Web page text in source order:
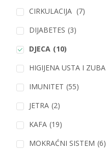
CIRKULACIJA (7)
DIJABETES (3)
DJECA (10)
HIGIJENA USTA I ZUBA
IMUNITET (55)
JETRA (2)
KAFA (19)
MOKRAĆNI SISTEM (6)